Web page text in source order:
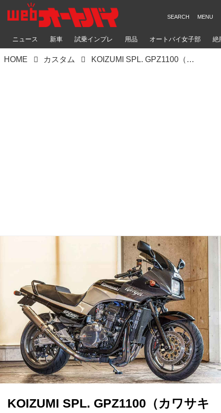
ニュース 新車 試乗インプレ 用品 オートバイ女子部 絶
HOME カスタム KOIZUMI SPL. GPZ1100（カワサキ GPZ1100）パーツを生かすフィッティングを作りリセッティングする【Heritage&Legends】
KOIZUMI SPL. GPZ1100（カワサキ